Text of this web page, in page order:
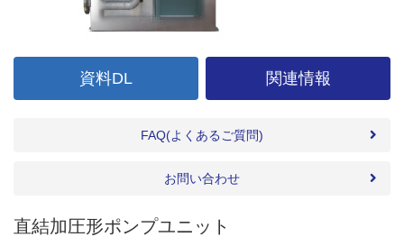
資料DL 関連情報
FAQ(よくあるご質問)
お問い合わせ
直結加圧形ポンプユニット